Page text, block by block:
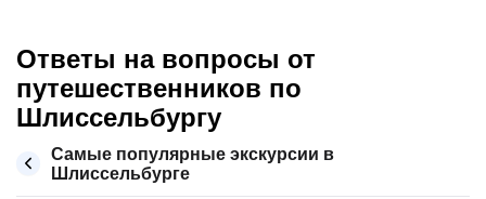
Ответы на вопросы от
путешественников по
Шлиссельбургу
Самые популярные экскурсии в
Шлиссельбурге